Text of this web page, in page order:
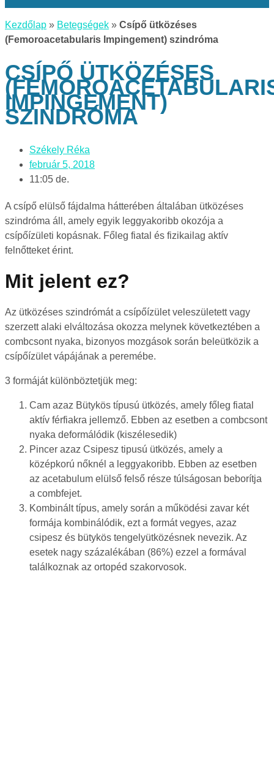
Kezdőlap » Betegségek » Csípő ütközéses
(Femoroacetabularis Impingement) szindróma
CSÍPŐ ÜTKÖZÉSES
IMPINGEMENT)
SZINDRÓMA
Székely Réka
február 5, 2018
11:05 de.
A csípő elülső fájdalma hátterében általában ütközéses
szindróma áll, amely egyik leggyakoribb okozója a
csípőízületi kopásnak. Főleg fiatal és fizikailag aktív
felnőtteket érint.
Mit jelent ez?
Az ütközéses szindrómát a csípőízület veleszületett vagy
szerzett alaki elváltozása okozza melynek következtében a
combcsont nyaka, bizonyos mozgások során beleütközik a
csípőízület vápájának a peremébe.
3 formáját különböztetjük meg:
Cam azaz Bütykös típusú ütközés, amely főleg fiatal
aktív férfiakra jellemző. Ebben az esetben a combcsont
nyaka deformálódik (kiszélesedik)
Pincer azaz Csipesz tipusú ütközés, amely a
középkorú nőknél a leggyakoribb. Ebben az esetben
az acetabulum elülső felső része túlságosan beborítja
a combfejet.
Kombinált típus, amely során a működési zavar két
formája kombinálódik, ezt a formát vegyes, azaz
csipesz és bütykös tengelyütközésnek nevezik. Az
esetek nagy százalékában (86%) ezzel a formával
találkoznak az ortopéd szakorvosok.